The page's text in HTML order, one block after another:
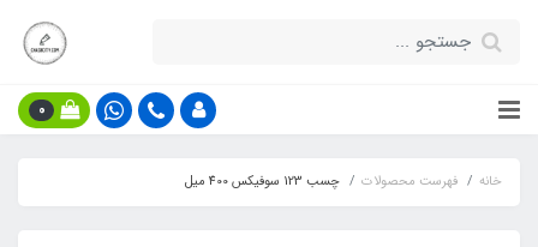
0
خانه فهرست محصولات چسب 123 سوفیکس 400 میل